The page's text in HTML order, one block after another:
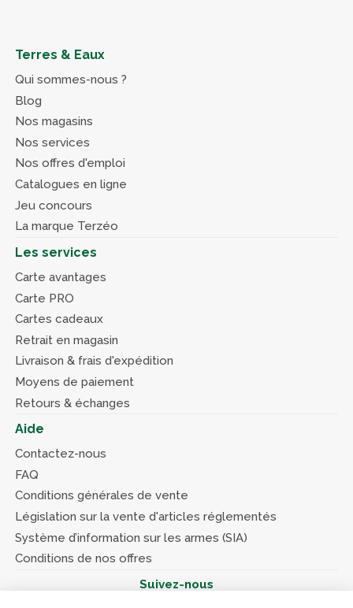
Terres & Eaux
Qui sommes-nous ?
Blog
Nos magasins
Nos services
Nos offres d'emploi
Catalogues en ligne
Jeu concours
La marque Terzéo
Les services
Carte avantages
Carte PRO
Cartes cadeaux
Retrait en magasin
Livraison & frais d'expédition
Moyens de paiement
Retours & échanges
Aide
Contactez-nous
FAQ
Conditions générales de vente
Législation sur la vente d'articles réglementés
Système d’information sur les armes (SIA)
Conditions de nos offres
Suivez-nous